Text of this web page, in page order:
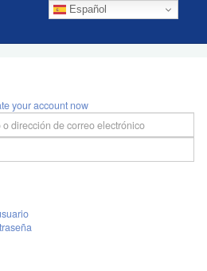
Español
your account now